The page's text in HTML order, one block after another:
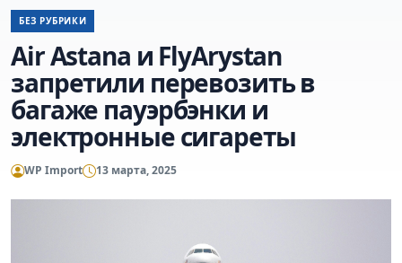
БЕЗ РУБРИКИ
Air Astana и FlyArystan
запретили перевозить в
багаже пауэрбэнки и
электронные сигареты
WP Import 13 марта, 2025